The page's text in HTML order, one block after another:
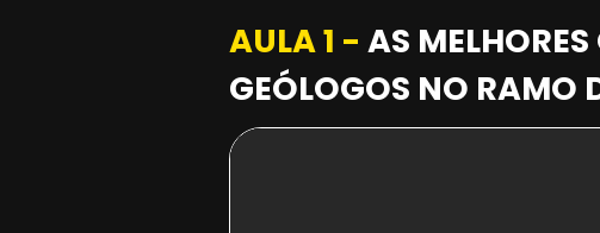
AULA 1 - AS
GEÓLOGOS NO RAMO